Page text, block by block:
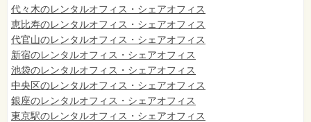
代々木のレンタルオフィス・シェアオフィス
恵比寿のレンタルオフィス・シェアオフィス
代官山のレンタルオフィス・シェアオフィス
新宿のレンタルオフィス・シェアオフィス
池袋のレンタルオフィス・シェアオフィス
中央区のレンタルオフィス・シェアオフィス
銀座のレンタルオフィス・シェアオフィス
東京駅のレンタルオフィス・シェアオフィス